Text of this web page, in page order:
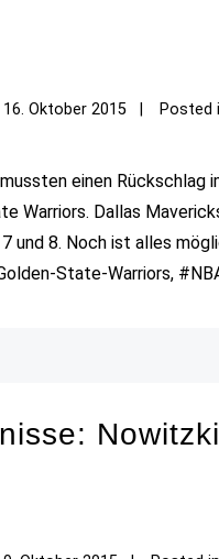
16. Oktober 2015 Posted
einen
Warriors. Dallas
und 8. Noch ist alles
State-Warriors,